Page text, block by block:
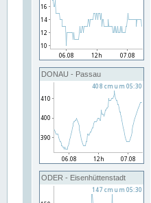
DONAU - Passau
ODER - Eisenhüttenstadt